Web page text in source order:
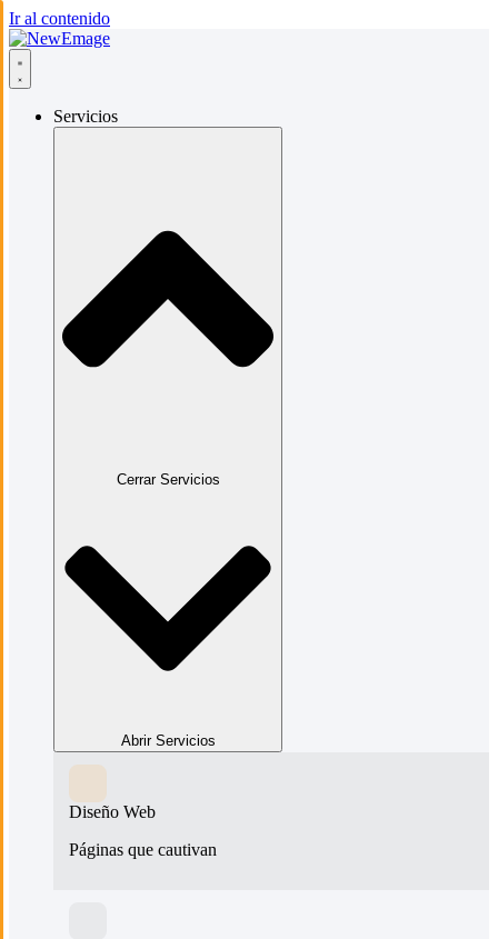
Ir al contenido
Servicios
Cerrar Servicios
Abrir Servicios
Diseño Web
Páginas que cautivan